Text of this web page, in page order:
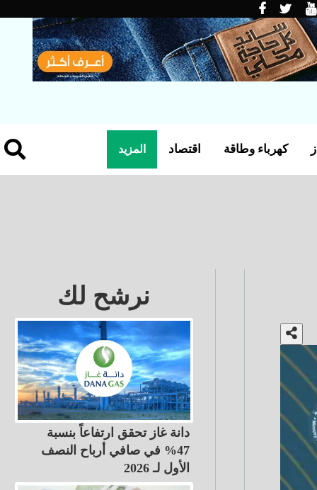
المزيد اقتصاد كهرباء وطاقة
نرشح لك
دانة غاز تحقق ارتفاعاً بنسبة
47% في صافي أرباح النصف
الأول لـ 2026